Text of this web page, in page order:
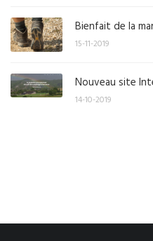
Bienfait de la
15-11-2019
Nouveau site
14-10-2019